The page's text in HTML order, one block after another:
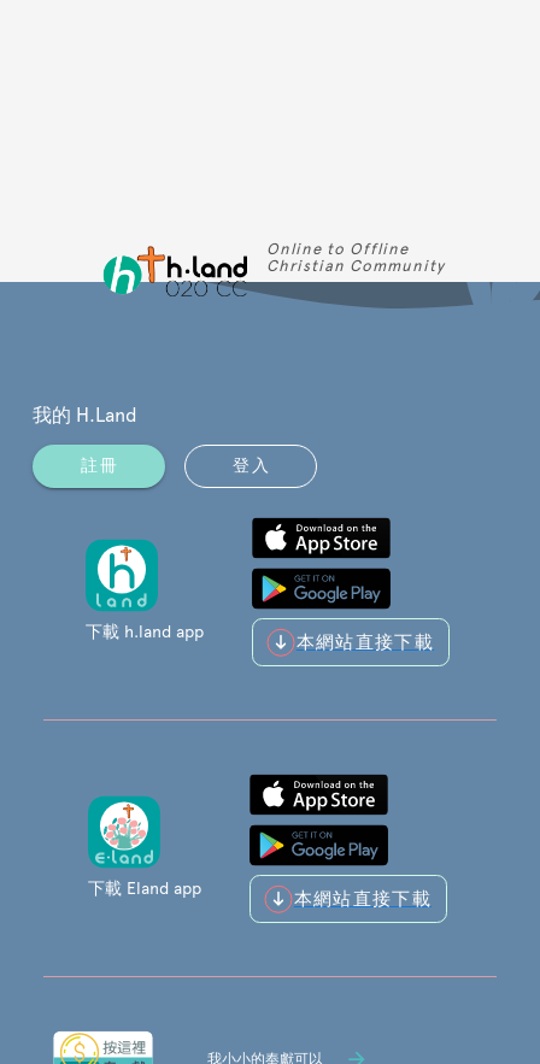
Online to Offline
Christian Community
我的 H.Land
註冊 登入
下載 h.land app 本網站直接下載
下載 Eland app 本網站直接下載
我小小的奉獻可以